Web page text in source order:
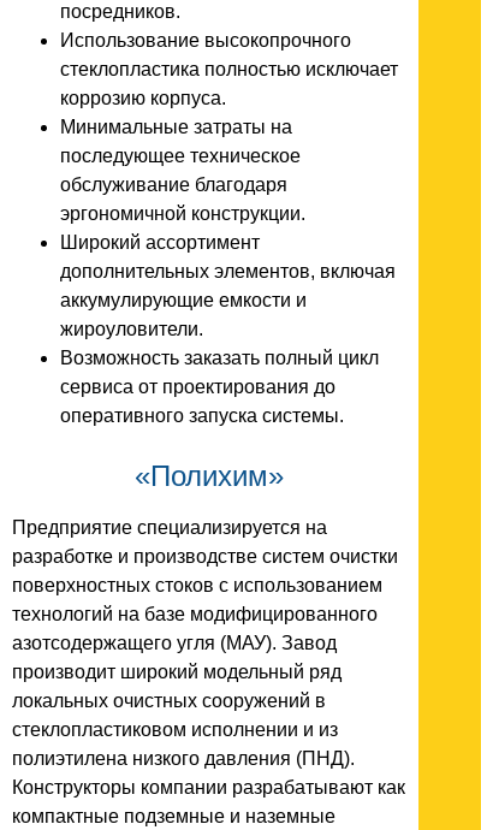
посредников.
Использование высокопрочного
стеклопластика полностью исключает
коррозию корпуса.
Минимальные затраты на
последующее техническое
обслуживание благодаря
эргономичной конструкции.
Широкий ассортимент
дополнительных элементов, включая
аккумулирующие емкости и
жироуловители.
Возможность заказать полный цикл
сервиса от проектирования до
оперативного запуска системы.
«Полихим»
Предприятие специализируется на
разработке и производстве систем очистки
поверхностных стоков с использованием
технологий на базе модифицированного
азотсодержащего угля (МАУ). Завод
производит широкий модельный ряд
локальных очистных сооружений в
стеклопластиковом исполнении и из
полиэтилена низкого давления (ПНД).
Конструкторы компании разрабатывают как
компактные подземные и наземные